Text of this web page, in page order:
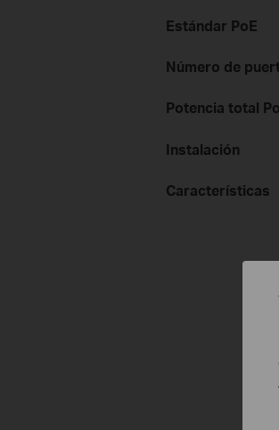
Estándar PoE
Número de
Potencia total
Instalación
Características